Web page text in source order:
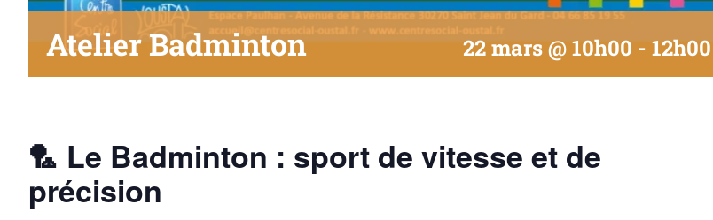
Atelier Badminton 22 mars @ 10h00-12h00
🏸 Le Badminton : sport de vitesse et de
précision